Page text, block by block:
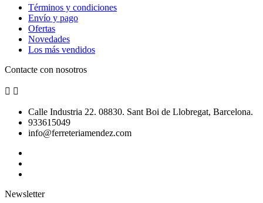
Términos y condiciones
Envío y pago
Ofertas
Novedades
Los más vendidos
Contacte con nosotros
 
Calle Industria 22. 08830. Sant Boi de Llobregat, Barcelona.
933615049
info@ferreteriamendez.com
Newsletter